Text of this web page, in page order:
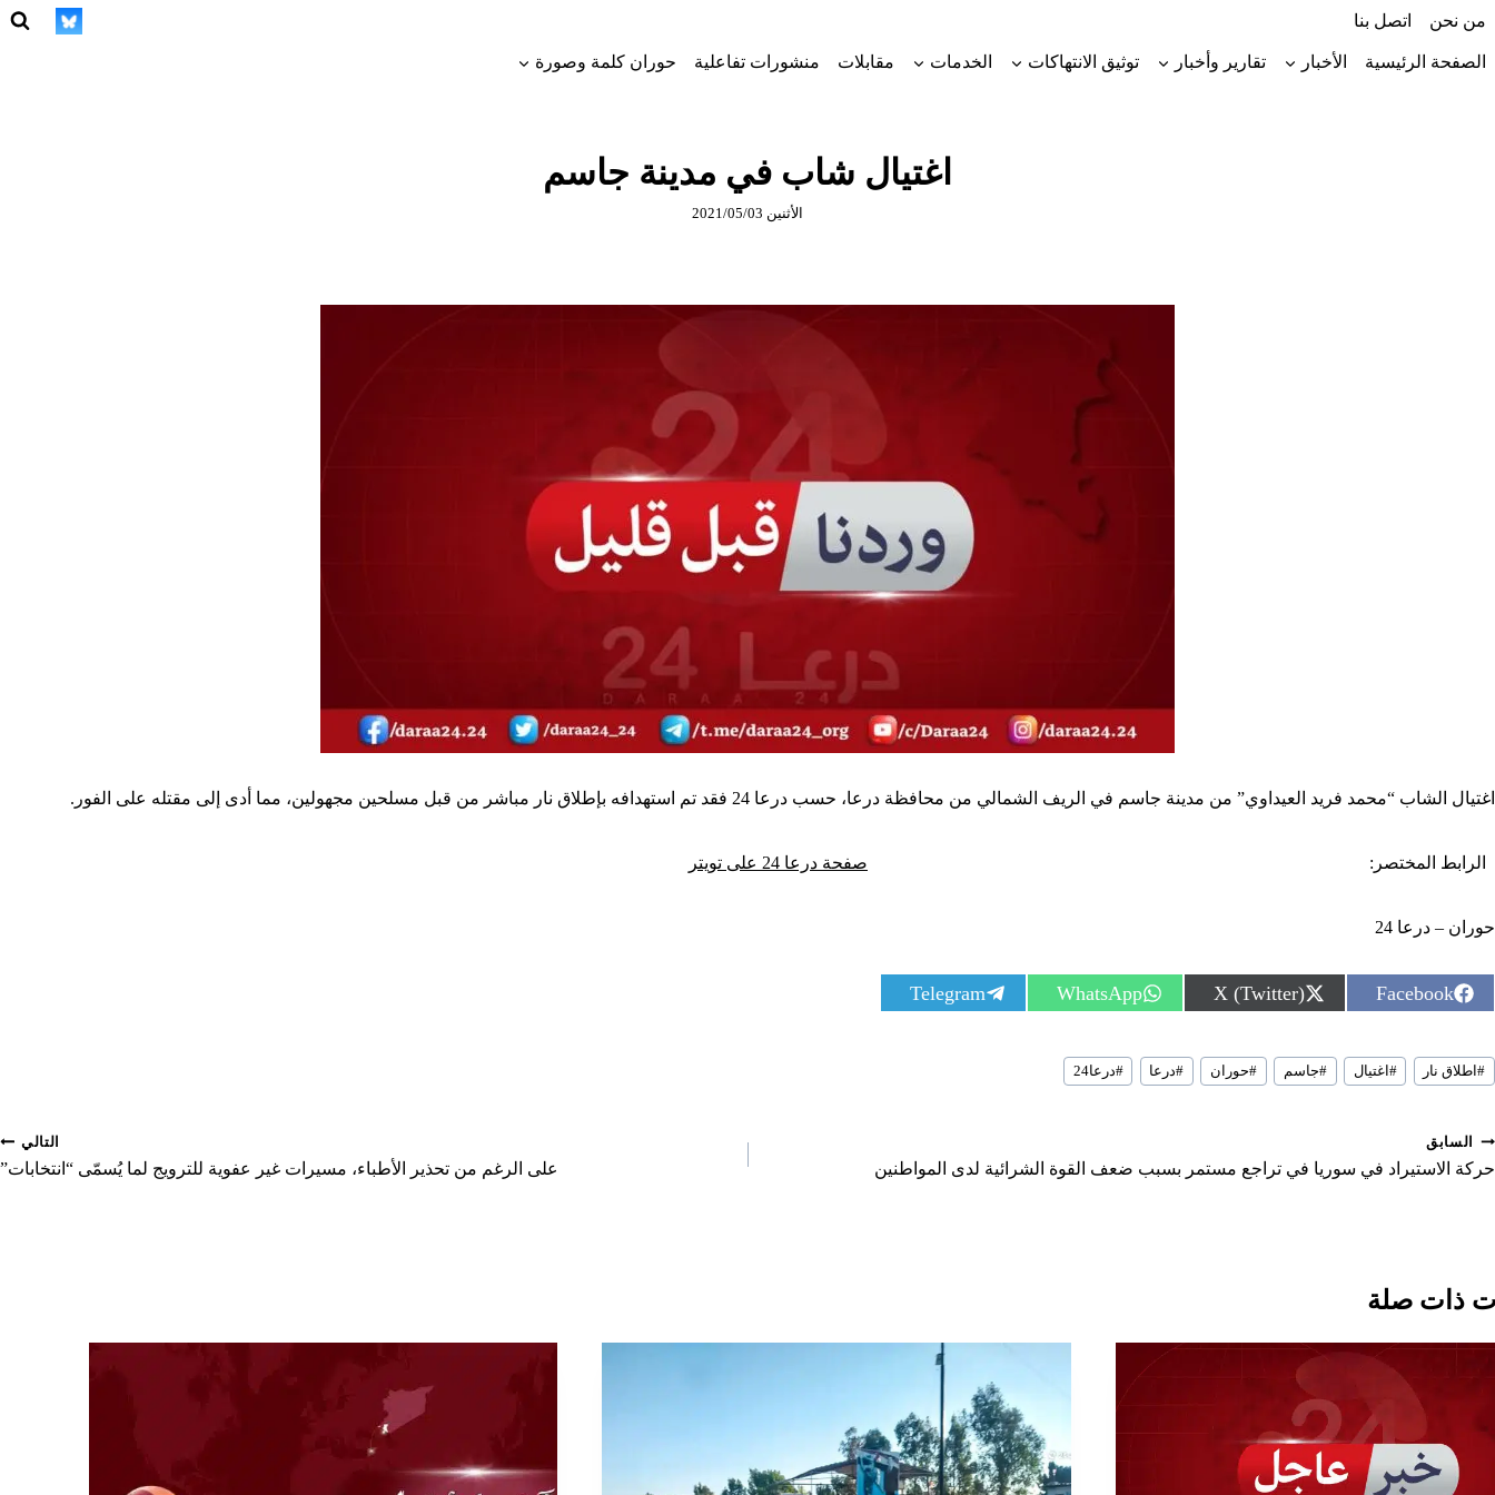
إلىمن نحن اتصل بنا
الصفحة الرئيسية الأخبار تقارير وأخبار توثيق الانتهاكات الخدمات مقابلات منشورات تفاعلية حوران كلمة وصورة
اغتيال شاب في مدينة جاسم
الأثنين 2021/05/03
اغتيال الشاب “محمد فريد العيداوي” من مدينة جاسم في الريف الشمالي من محافظة درعا، حسب درعا 24 فقد تم استهدافه بإطلاق نار مباشر من قبل مسلحين مجهولين، مما أدى إلى مقتله على الفور.
الرابط المختصر: صفحة درعا 24 على تويتر
حوران – درعا 24
S
h
r
e
o
Facebook
S
h
r
e
o
X (Twitter)
S
h
r
o
WhatsApp
S
h
Telegram
وسوم
المقال:
#اطلاق نار # اغتيال #جاسم #حوران #درعا #درعا24
تصفّح
المقالات
السابق
حركة الاستيراد في سوريا في تراجع مستمر بسبب ضعف القوة الشرائية لدى المواطنين
التالي
على الرغم من تحذير الأطباء، مسيرات غير عفوية للترويج لما يُسمّى “انتخابات”
ذات صلة